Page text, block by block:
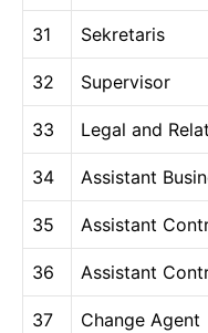
31 Sekretaris
32 Supervisor
33 Legal and
34 Assistant
35 Assistant
36 Assistant
37 Change Agent